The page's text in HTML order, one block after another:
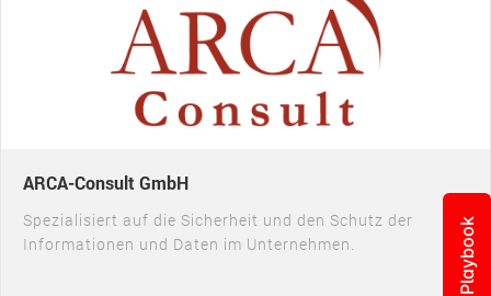
ARCA-Consult GmbH
Spezialisiert auf die Sicherheit und den Schutz der
Informationen und Daten im Unternehmen.
Playbook